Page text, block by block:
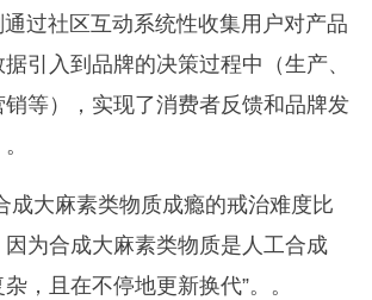
通过社区互动系统性收集用户对产品
引入到品牌的决策过程中（生产、
等），实现了消费者反馈和品牌发
成大麻素类物质成瘾的戒治难度比
为合成大麻素类物质是人工合成
，且在不停地更新换代”。。